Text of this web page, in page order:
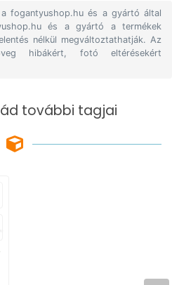
fogantyushop.hu és a gyártó által
és a gyártó a termékek
nélkül megváltoztathatják. Az
hibákért, fotó eltérésekért
további tagjai